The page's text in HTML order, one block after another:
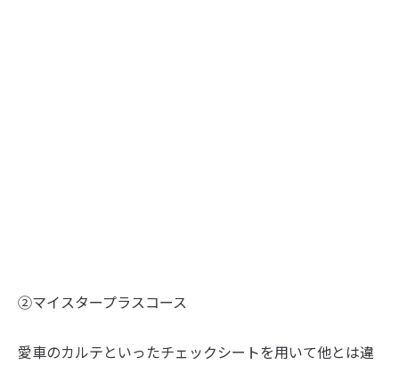
②マイスタープラスコース
愛車のカルテといったチェックシートを用いて他とは違